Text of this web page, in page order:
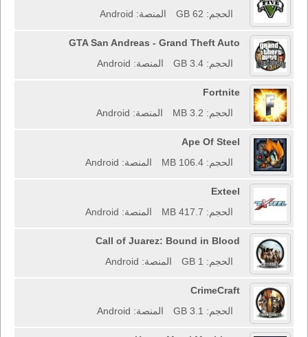
الحجم: 62 GB
المنصة: Android
GTA San Andreas - Grand Theft Auto
الحجم: 3.4 GB
المنصة: Android
Fortnite
الحجم: 3.2 MB
المنصة: Android
Ape Of Steel
الحجم: 106.4 MB
المنصة: Android
Exteel
الحجم: 417.7 MB
المنصة: Android
Call of Juarez: Bound in Blood
الحجم: 1 GB
المنصة: Android
CrimeCraft
الحجم: 3.1 GB
المنصة: Android